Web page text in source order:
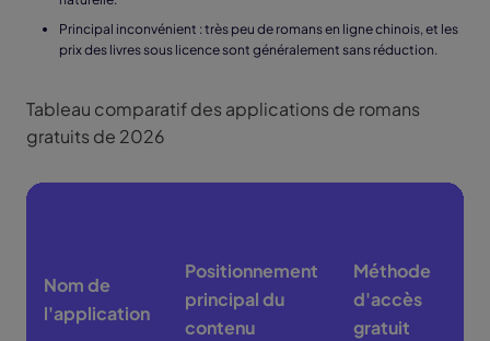
Principal inconvénient : très peu de romans en ligne chinois, et les
prix des livres sous licence sont généralement sans réduction.
Tableau comparatif des applications de romans
gratuits de 2026
Nom de
l'application
Positionnement
principal du
contenu
Méthode
d'accès
gratuit